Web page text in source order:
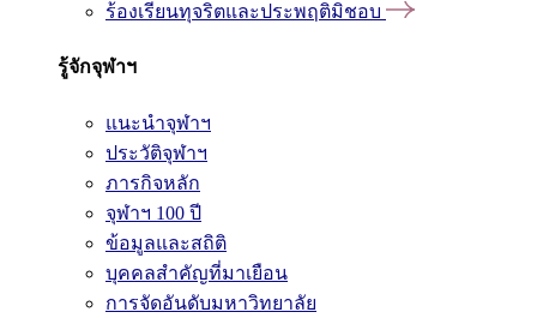
ร้องเรียนทุจริตและประพฤติมิชอบ
รู้จักจุฬาฯ
แนะนำจุฬาฯ
ประวัติจุฬาฯ
ภารกิจหลัก
จุฬาฯ 100 ปี
ข้อมูลและสถิติ
บุคคลสำคัญที่มาเยือน
การจัดอันดับมหาวิทยาลัย